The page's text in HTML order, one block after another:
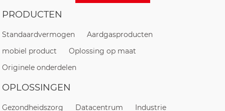
PRODUCTEN
Standaardvermogen
Aardgasproducten
mobiel product
Oplossing op maat
Originele onderdelen
OPLOSSINGEN
Gezondheidszorg Datacentrum Industrie